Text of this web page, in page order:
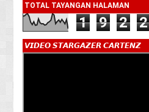
TOTAL TAYANGAN HALAMAN
1 9 2 2
𝙑𝙄𝘿𝙀𝙊 𝙎𝙏𝘼𝙍𝙂𝘼𝙕𝙀𝙍 𝘾𝘼𝙍𝙏𝙀𝙉𝙕